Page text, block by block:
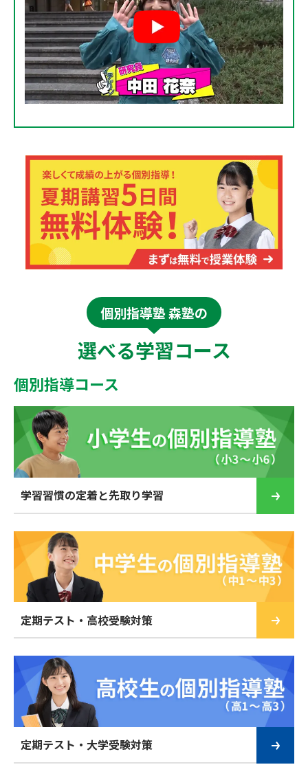
個別指導塾 森塾の
選べる学習コース
個別指導コース
学習習慣の定着と先取り学習
定期テスト・高校受験対策
定期テスト・大学受験対策